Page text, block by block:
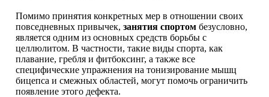
Помимо принятия конкретных мер в отношении своих
повседневных привычек, занятия спортомбезусловно,
является одним из основных средств борьбы с
целлюлитом. В частности, такие виды спорта, как
плавание, гребля и фитбоксинг, а также все
специфические упражнения на тонизирование мышц
бицепса и смежных областей, могут помочь ограничить
появление этого дефекта.